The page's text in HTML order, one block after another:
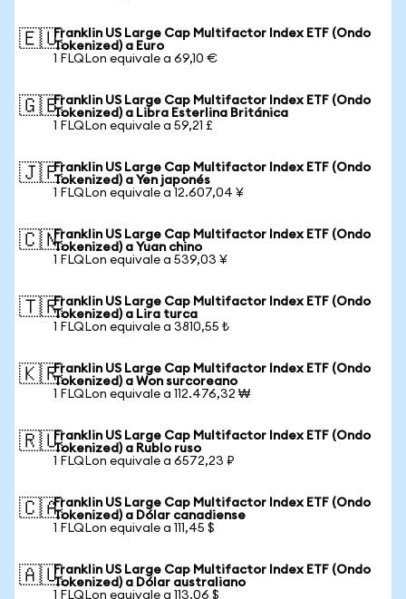
🇪🇺Franklin US Large Cap Multifactor Index ETF (Ondo
Tokenized) a Euro
1 FLQLon equivale a 69,10 €
🇬🇧Franklin US Large Cap Multifactor Index ETF (Ondo
Tokenized) a Libra Esterlina Británica
1 FLQLon equivale a 59,21 £
🇯🇵Franklin US Large Cap Multifactor Index ETF (Ondo
Tokenized) a Yen japonés
1 FLQLon equivale a 12.607,04 ¥
🇨🇳Franklin US Large Cap Multifactor Index ETF (Ondo
Tokenized) a Yuan chino
1 FLQLon equivale a 539,03 ¥
🇹🇷Franklin US Large Cap Multifactor Index ETF (Ondo
Tokenized) a Lira turca
1 FLQLon equivale a 3810,55 ₺
🇰🇷Franklin US Large Cap Multifactor Index ETF (Ondo
Tokenized) a Won surcoreano
1 FLQLon equivale a 112.476,32 ₩
🇷🇺Franklin US Large Cap Multifactor Index ETF (Ondo
Tokenized) a Rublo ruso
1 FLQLon equivale a 6572,23 ₽
🇨🇦Franklin US Large Cap Multifactor Index ETF (Ondo
Tokenized) a Dólar canadiense
1 FLQLon equivale a 111,45 $
🇦🇺Franklin US Large Cap Multifactor Index ETF (Ondo
Tokenized) a Dólar australiano
1 FLQLon equivale a 113,06 $